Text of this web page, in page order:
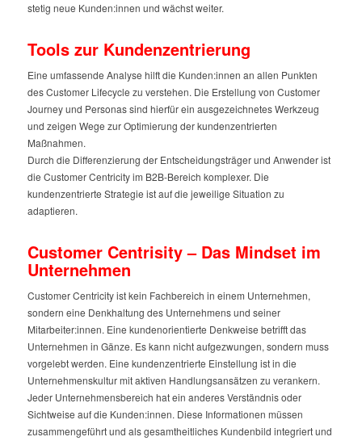
stetig neue Kunden:innen und wächst weiter.
Tools zur Kundenzentrierung
Eine umfassende Analyse hilft die Kunden:innen an allen Punkten
des Customer Lifecycle zu verstehen. Die Erstellung von Customer
Journey und Personas sind hierfür ein ausgezeichnetes Werkzeug
und zeigen Wege zur Optimierung der kundenzentrierten
Maßnahmen.
Durch die Differenzierung der Entscheidungsträger und Anwender ist
die Customer Centricity im B2B-Bereich komplexer. Die
kundenzentrierte Strategie ist auf die jeweilige Situation zu
adaptieren.
Customer Centrisity – Das Mindset im
Unternehmen
Customer Centricity ist kein Fachbereich in einem Unternehmen,
sondern eine Denkhaltung des Unternehmens und seiner
Mitarbeiter:innen. Eine kundenorientierte Denkweise betrifft das
Unternehmen in Gänze. Es kann nicht aufgezwungen, sondern muss
vorgelebt werden. Eine kundenzentrierte Einstellung ist in die
Unternehmenskultur mit aktiven Handlungsansätzen zu verankern.
Jeder Unternehmensbereich hat ein anderes Verständnis oder
Sichtweise auf die Kunden:innen. Diese Informationen müssen
zusammengeführt und als gesamtheitliches Kundenbild integriert und